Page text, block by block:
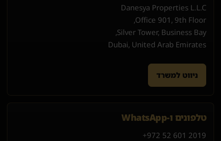
Danesya Properties L.L.C
Office 901, 9th Floor,
Silver Tower, Business Bay,
Dubai, United Arab Emirates
ניווט למשרד
טלפונים ו-WhatsApp
+972 52 601 2019